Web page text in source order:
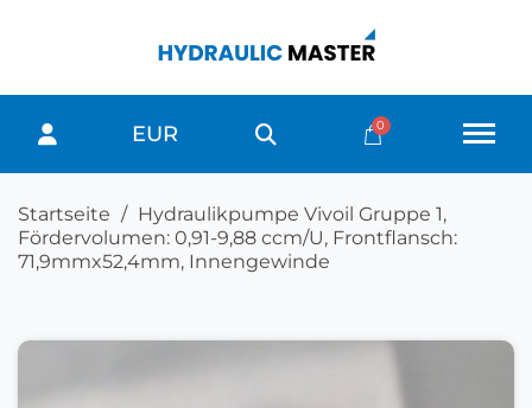
EUR
Startseite
Hydraulikpumpe Vivoil Gruppe 1,
Fördervolumen: 0,91-9,88 ccm/U, Frontflansch:
71,9mmx52,4mm, Innengewinde